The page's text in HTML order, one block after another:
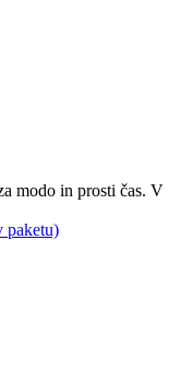
modo in prosti čas. V